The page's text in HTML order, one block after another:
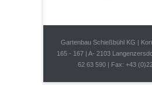
Gartenbau Schießbühl KG |
165 - 167 | A- 2103
62 63 590 | Fax: +43